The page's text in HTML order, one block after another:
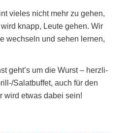
vie­les nicht mehr zu gehen,
knapp, Leu­te gehen. Wir
wech­seln und sehen ler­nen,
geht’s um die Wurst – herz­li­
Sa­lat­buf­fet, auch für den
wird etwas dabei sein!